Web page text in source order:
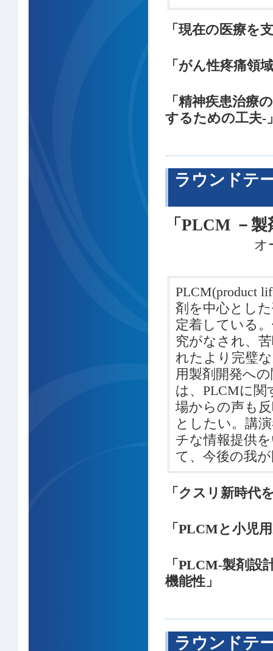
「現在の医療を
「がん性疼痛領
「精神疾患治療
するための工夫‐
ラウンドテ
「PLCM －
オ
PLCM(product
剤を中心とし
定着している
究がなされ、
れたより完璧
用製剤開発へ
は、PLCMに
場からの声も
としたい。講
チな情報提供
て、今後の我
「クスリ新時
「PLCMと小児
「PLCM-製剤設
機能性」
ラウンドテ